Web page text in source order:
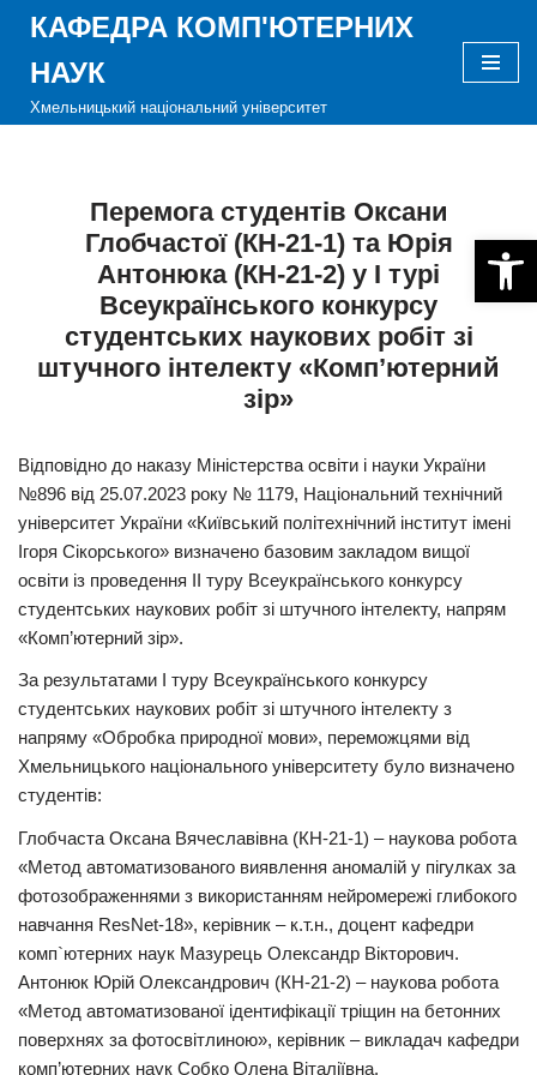
Перейти
вмісту
КАФЕДРА КОМП'ЮТЕРНИХ
НАУК
Хмельницький національний університет
Перемога студентів Оксани
Глобчастої (КН-21-1) та Юрія
Антонюка (КН-21-2) у І турі
Всеукраїнського конкурсу
студентських наукових робіт зі
штучного інтелекту «Комп’ютерний
зір»
Відповідно до наказу Міністерства освіти і науки України
№896 від 25.07.2023 року № 1179, Національний технічний
університет України «Київський політехнічний інститут імені
Ігоря Сікорського» визначено базовим закладом вищої
освіти із проведення II туру Всеукраїнського конкурсу
студентських наукових робіт зі штучного інтелекту, напрям
«Комп’ютерний зір».
За результатами I туру Всеукраїнського конкурсу
студентських наукових робіт зі штучного інтелекту з
напряму «Обробка природної мови», переможцями від
Хмельницького національного університету було визначено
студентів:
Глобчаста Оксана Вячеславівна (КН-21-1) – наукова робота
«Метод автоматизованого виявлення аномалій у пігулках за
фотозображеннями з використанням нейромережі глибокого
навчання ResNet-18», керівник – к.т.н., доцент кафедри
комп`ютерних наук Мазурець Олександр Вікторович.
Антонюк Юрій Олександрович (КН-21-2) – наукова робота
«Метод автоматизованої ідентифікації тріщин на бетонних
поверхнях за фотосвітлиною», керівник – викладач кафедри
комп’ютерних наук Собко Олена Віталіївна.